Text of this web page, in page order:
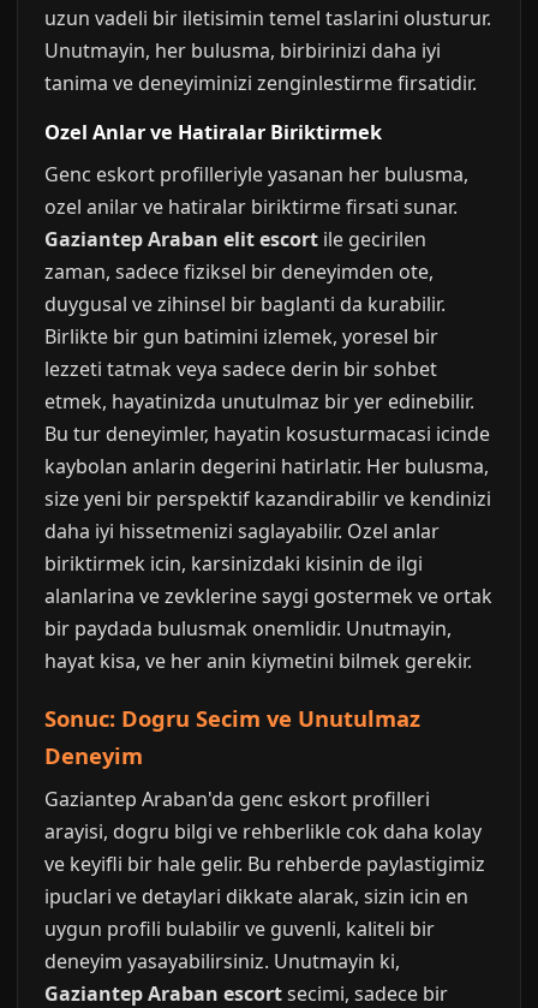
uzun vadeli bir iletisimin temel taslarini olusturur.
Unutmayin, her bulusma, birbirinizi daha iyi
tanima ve deneyiminizi zenginlestirme firsatidir.
Ozel Anlar ve Hatiralar Biriktirmek
Genc eskort profilleriyle yasanan her bulusma,
ozel anilar ve hatiralar biriktirme firsati sunar.
Gaziantep Araban elit escort ile gecirilen
zaman, sadece fiziksel bir deneyimden ote,
duygusal ve zihinsel bir baglanti da kurabilir.
Birlikte bir gun batimini izlemek, yoresel bir
lezzeti tatmak veya sadece derin bir sohbet
etmek, hayatinizda unutulmaz bir yer edinebilir.
Bu tur deneyimler, hayatin kosusturmacasi icinde
kaybolan anlarin degerini hatirlatir. Her bulusma,
size yeni bir perspektif kazandirabilir ve kendinizi
daha iyi hissetmenizi saglayabilir. Ozel anlar
biriktirmek icin, karsinizdaki kisinin de ilgi
alanlarina ve zevklerine saygi gostermek ve ortak
bir paydada bulusmak onemlidir. Unutmayin,
hayat kisa, ve her anin kiymetini bilmek gerekir.
Sonuc: Dogru Secim ve Unutulmaz
Deneyim
Gaziantep Araban'da genc eskort profilleri
arayisi, dogru bilgi ve rehberlikle cok daha kolay
ve keyifli bir hale gelir. Bu rehberde paylastigimiz
ipuclari ve detaylari dikkate alarak, sizin icin en
uygun profili bulabilir ve guvenli, kaliteli bir
deneyim yasayabilirsiniz. Unutmayin ki,
Gaziantep Araban escortsecimi, sadece bir